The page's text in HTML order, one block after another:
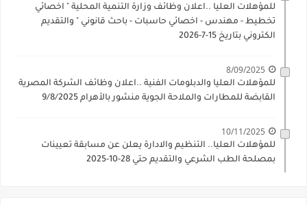
للمؤهلات العليا ..اعلان وظائف وزارة التنمية المحلية " اخصائي
تخطيط - مهندس - اخصائي حاسبات - باحث قانوني " والتقديم
الكتروني بتاريخ 15-7-2026
8/09/2025
للمؤهلات العليا والدبلومات الفنية ..اعلان وظائف الشركة المصرية
القابضة للمطارات والملاحة الجوية منشور بالأهرام 9/8/2025
10/11/2025
للمؤهلات العليا.. التنظيم والادارة يعلن عن مسابقة تعيينات
بمصلحة الطب الشرعي والتقديم حتي 28-10-2025